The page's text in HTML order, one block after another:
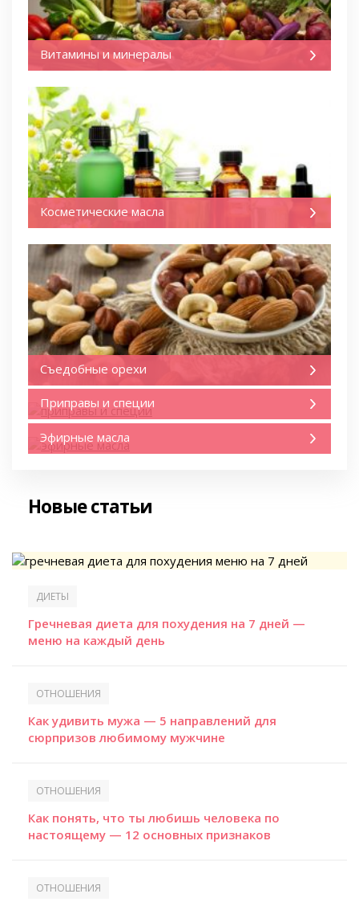
Витамины и минералы
Косметические масла
Съедобные орехи
Приправы и специи
Эфирные масла
Новые статьи
ДИЕТЫ
Гречневая диета для похудения на 7 дней —
меню на каждый день
ОТНОШЕНИЯ
Как удивить мужа — 5 направлений для
сюрпризов любимому мужчине
ОТНОШЕНИЯ
Как понять, что ты любишь человека по
настоящему — 12 основных признаков
ОТНОШЕНИЯ